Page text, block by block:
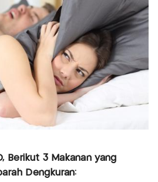
Berikut 3 Makanan yang
Dengkuran: